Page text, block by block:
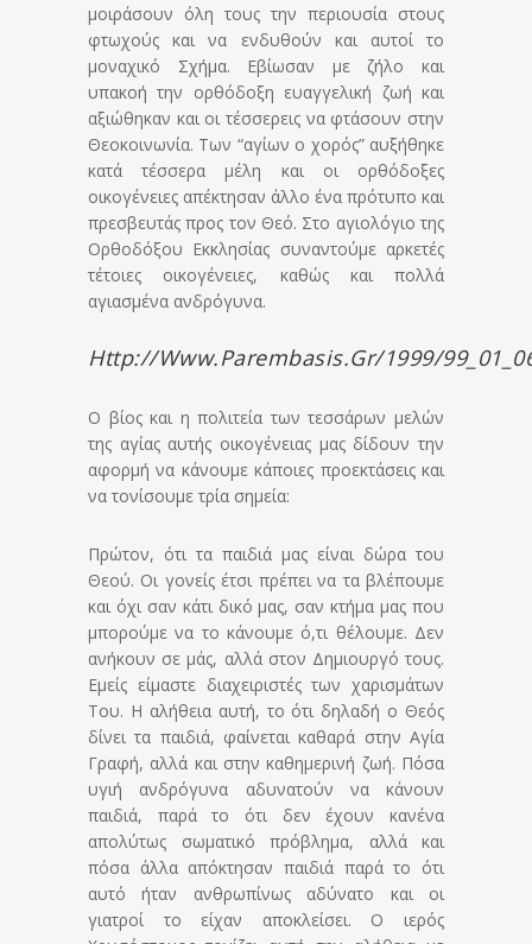
μοιράσουν όλη τους την περιουσία στους
φτωχούς και να ενδυθούν και αυτοί το
μοναχικό Σχήμα. Εβίωσαν με ζήλο και
υπακοή την ορθόδοξη ευαγγελική ζωή και
αξιώθηκαν και οι τέσσερεις να φτάσουν στην
Θεοκοινωνία. Των “αγίων ο χορός” αυξήθηκε
κατά τέσσερα μέλη και οι ορθόδοξες
οικογένειες απέκτησαν άλλο ένα πρότυπο και
πρεσβευτάς προς τον Θεό. Στο αγιολόγιο της
Ορθοδόξου Εκκλησίας συναντούμε αρκετές
τέτοιες οικογένειες, καθώς και πολλά
αγιασμένα ανδρόγυνα.
Http://www.parembasis.gr/1999/
Ο βίος και η πολιτεία των τεσσάρων μελών
της αγίας αυτής οικογένειας μας δίδουν την
αφορμή να κάνουμε κάποιες προεκτάσεις και
να τονίσουμε τρία σημεία:
Πρώτον, ότι τα παιδιά μας είναι δώρα του
Θεού. Οι γονείς έτσι πρέπει να τα βλέπουμε
και όχι σαν κάτι δικό μας, σαν κτήμα μας που
μπορούμε να το κάνουμε ό,τι θέλουμε. Δεν
ανήκουν σε μάς, αλλά στον Δημιουργό τους.
Εμείς είμαστε διαχειριστές των χαρισμάτων
Του. Η αλήθεια αυτή, το ότι δηλαδή ο Θεός
δίνει τα παιδιά, φαίνεται καθαρά στην Αγία
Γραφή, αλλά και στην καθημερινή ζωή. Πόσα
υγιή ανδρόγυνα αδυνατούν να κάνουν
παιδιά, παρά το ότι δεν έχουν κανένα
απολύτως σωματικό πρόβλημα, αλλά και
πόσα άλλα απόκτησαν παιδιά παρά το ότι
αυτό ήταν ανθρωπίνως αδύνατο και οι
γιατροί το είχαν αποκλείσει. Ο ιερός